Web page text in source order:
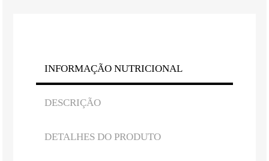
INFORMAÇÃO NUTRICIONAL
DESCRIÇÃO
DETALHES DO PRODUTO